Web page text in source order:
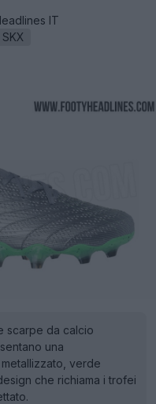
IT
SKX
scarpe da calcio
una
verde
che richiama i trofei